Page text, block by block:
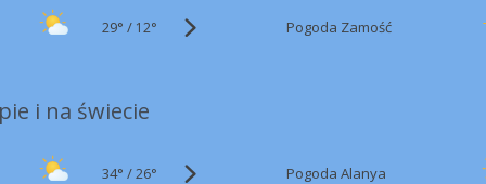
29° / 12° Pogoda Zamość
i na świecie
34° /26° Pogoda Alanya